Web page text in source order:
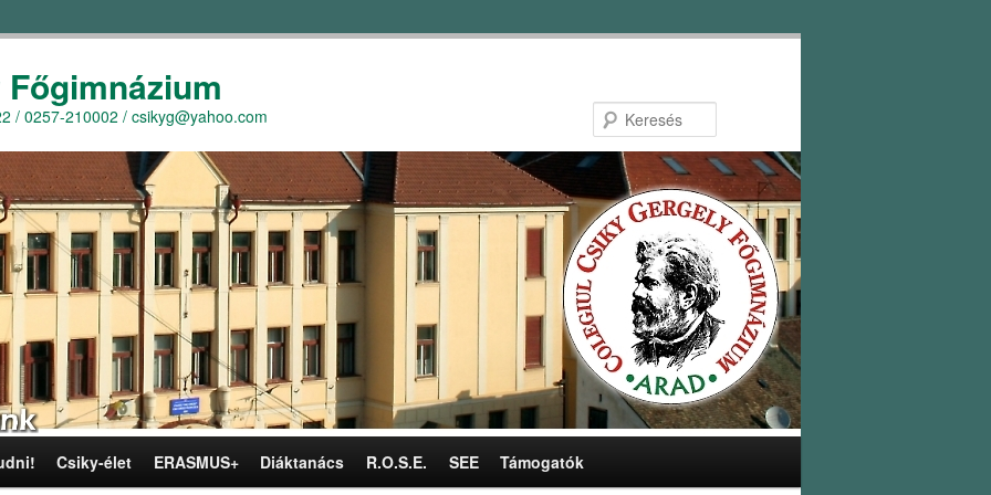
/ 0257-210002 / csikyg@yahoo.com
Csiky-élet ERASMUS+ Diáktanács R.O.S.E. SEE Támogatók